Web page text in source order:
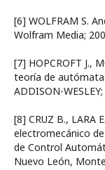
[6] WOLFRAM S.
Wolfram Media;
[7] HOPCROFT J.,
teoría de
ADDISON-
[8] CRUZ B., LARA
electromecánico
de Control
Nuevo León,